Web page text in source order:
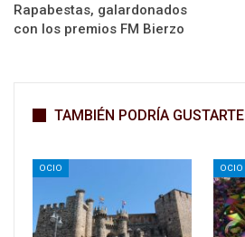
Rapabestas, galardonados
con los premios FM Bierzo
TAMBIÉN PODRÍA GUSTARTE
OCIO OCIO